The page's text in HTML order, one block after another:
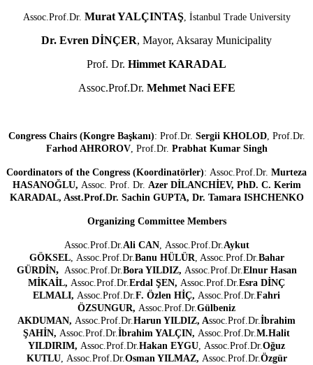
Assoc.Prof.Dr. Murat YALÇINTAŞ, İstanbul Trade University
Dr. Evren DİNÇER, Mayor, Aksaray Municipality
Prof. Dr. Himmet KARADAL
Assoc.Prof.Dr. Mehmet Naci EFE
Congress Chairs (Kongre Başkanı): Prof.Dr. Sergii KHOLOD, Prof.Dr.
Farhod AHROROV, Prof.Dr. Prabhat Kumar Singh
Coordinators of the Congress (Koordinatörler): Assoc.Prof.Dr. Murteza
HASANOĞLU, Assoc. Prof. Dr. Azer DİLANCHİEV, PhD. C. Kerim
KARADAL, Asst.Prof.Dr. Sachin GUPTA, Dr. Tamara ISHCHENKO
Organizing Committee Members
Assoc.Prof.Dr.Ali CAN, Assoc.Prof.Dr.Aykut
GÖKSEL, Assoc.Prof.Dr.Banu HÜLÜR, Assoc.Prof.Dr.Bahar
GÜRDİN,Assoc.Prof.Dr.Bora YILDIZ, Assoc.Prof.Dr.Elnur Hasan
MİKAİL, Assoc.Prof.Dr.Erdal ŞEN, Assoc.Prof.Dr.Esra DİNÇ
ELMALI, Assoc.Prof.Dr.F. Özlen HİÇ, Assoc.Prof.Dr.Fahri
ÖZSUNGUR, Assoc.Prof.Dr.Gülbeniz
AKDUMAN, Assoc.Prof.Dr.Harun YILDIZ, Assoc.Prof.Dr.İbrahim
ŞAHİN, Assoc.Prof.Dr.İbrahim YALÇIN, Assoc.Prof.Dr.M.Halit
YILDIRIM, Assoc.Prof.Dr.Hakan EYGU, Assoc.Prof.Dr.Oğuz
KUTLU, Assoc.Prof.Dr.Osman YILMAZ, Assoc.Prof.Dr.Özgür